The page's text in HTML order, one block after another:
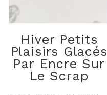
Hiver Petits
Plaisirs Glacés
Par Encre Sur
Le Scrap